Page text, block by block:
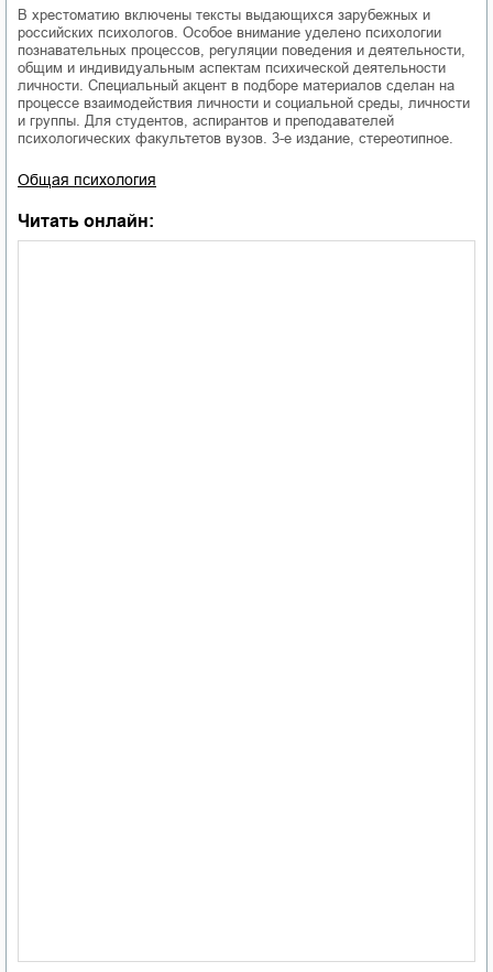
В хрестоматию включены тексты выдающихся зарубежных и
российских психологов. Особое внимание уделено психологии
познавательных процессов, регуляции поведения и деятельности,
общим и индивидуальным аспектам психической деятельности
личности. Специальный акцент в подборе материалов сделан на
процессе взаимодействия личности и социальной среды, личности
и группы. Для студентов, аспирантов и преподавателей
психологических факультетов вузов. 3-е издание, стереотипное.
Общая психология
Читать онлайн: